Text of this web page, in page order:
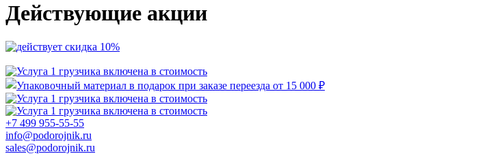
Действующие акции
+7 499 955-55-55
info@podorojnik.ru
sales@podorojnik.ru